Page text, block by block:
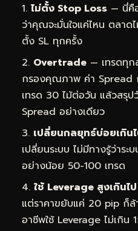
ไม่ตั้ง Stop Loss — นี่คื
ว่าคุณจะมั่นใจแค่ไหน ตลาด
ตั้ง SL ทุกครั้ง
Overtrade — เทรดทุ
กรองคุณภาพ ค่า Spread
เทรด 30 ไม้ต่อวัน แล้วสรุ
Spread อย่างเดียว
เปลี่ยนกลยุทธ์บ่อยเกิน
เปลี่ยนระบบ ไม่มีทางรู้ว่าระ
อย่างน้อย 50-100 เทรด
ใช้ Leverage สูงเกินไป
แต่ราคาขยับแค่ 20 pip ก็ล้
อาชีพใช้ Leverage ไม่เกิน